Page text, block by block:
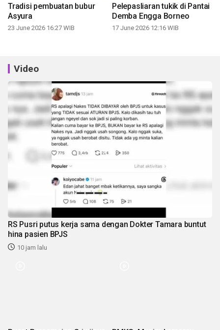
Tradisi pembuatan bubur
Asyura
23 June 2026 16:27 WIB
Pelepasliaran tukik di Pantai
Demba Engga Borneo
17 June 2026 12:16 WIB
Video
RS Pusri putus kerja sama dengan Dokter Tamara buntut
hina pasien BPJS
10 jam lalu